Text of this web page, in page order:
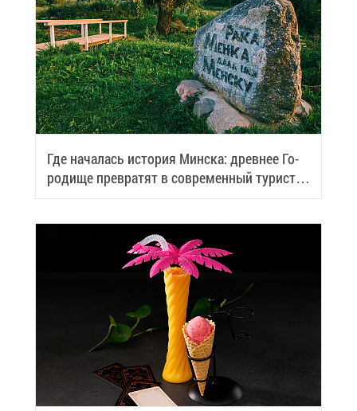
Где на­ча­лась ис­то­рия Мин­ска: древ­нее Го­
ро­ди­ще пре­вра­тят в со­вре­мен­ный ту­ри­сти­
че­ский центр